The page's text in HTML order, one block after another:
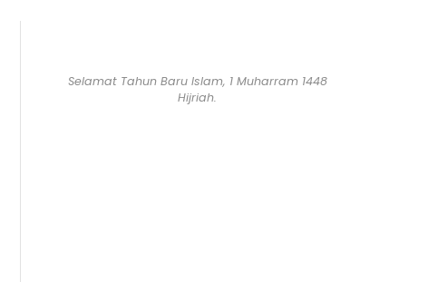
Selamat Tahun Baru Islam, 1 Muharram 1448
Hijriah.